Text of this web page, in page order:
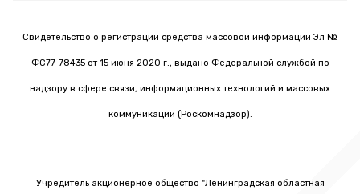
Свидетельство о регистрации средства массовой информации Эл №
ФС77-78435 от 15 июня 2020 г., выдано Федеральной службой по
надзору в сфере связи, информационных технологий и массовых
коммуникаций (Роскомнадзор).
Учредитель акционерное общество "Ленинградская областная